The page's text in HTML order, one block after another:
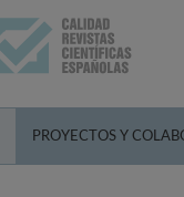
PROYECTOS Y